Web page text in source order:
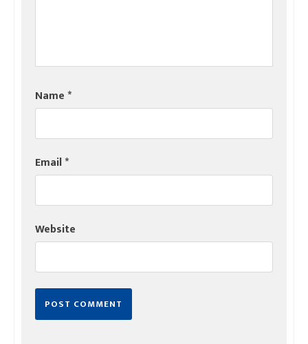
Name*
Email*
Website